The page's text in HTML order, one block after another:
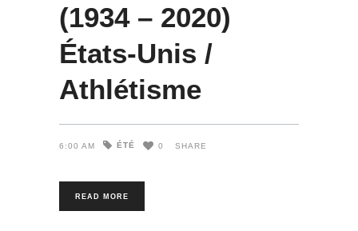
(1934 – 2020)
États-Unis /
Athlétisme
6:00 AM ÉTÉ 0 SHARE
READ MORE